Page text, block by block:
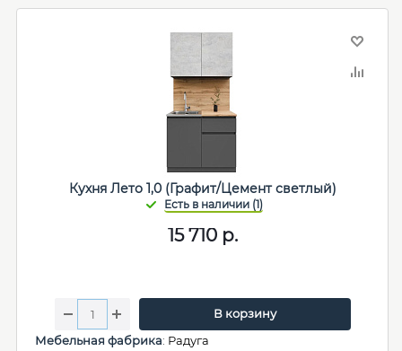
Кухня Лето 1,0 (Графит/Цемент светлый)
15 710 р.
В корзину
Мебельная фабрика: Радуга